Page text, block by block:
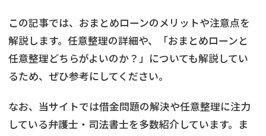
この記事では、おまとめローンのメリットや注意点を
解説します。任意整理の詳細や、「おまとめローンと
任意整理どちらがよいのか？」についても解説してい
るため、ぜひ参考にしてください。
なお、当サイトでは借金問題の解決や任意整理に注力
している弁護士・司法書士を多数紹介しています。ま